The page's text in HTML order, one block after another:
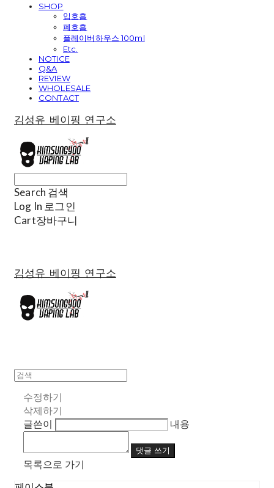
SHOP
입호흡
폐호흡
플레이버하우스 100ml
Etc.
NOTICE
Q&A
REVIEW
WHOLESALE
CONTACT
김성유 베이핑 연구소
Search 검색
Log In 로그인
Cart장바구니
김성유 베이핑 연구소
수정하기
삭제하기
글쓴이
내용
댓글 쓰기
목록으로 가기